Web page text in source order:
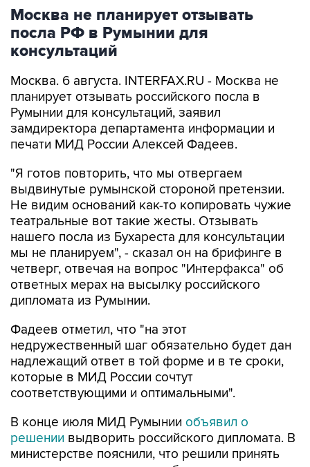
Москва не планирует отзывать
посла РФ в Румынии для
консультаций
Москва. 6 августа. INTERFAX.RU - Москва не
планирует отзывать российского посла в
Румынии для консультаций, заявил
замдиректора департамента информации и
печати МИД России Алексей Фадеев.
"Я готов повторить, что мы отвергаем
выдвинутые румынской стороной претензии.
Не видим оснований как-то копировать чужие
театральные вот такие жесты. Отзывать
нашего посла из Бухареста для консультации
мы не планируем", - сказал он на брифинге в
четверг, отвечая на вопрос "Интерфакса" об
ответных мерах на высылку российского
дипломата из Румынии.
Фадеев отметил, что "на этот
недружественный шаг обязательно будет дан
надлежащий ответ в той форме и в те сроки,
которые в МИД России сочтут
соответствующими и оптимальными".
В конце июля МИД Румынии объявил о
решении выдворить российского дипломата. В
министерстве пояснили, что решили принять